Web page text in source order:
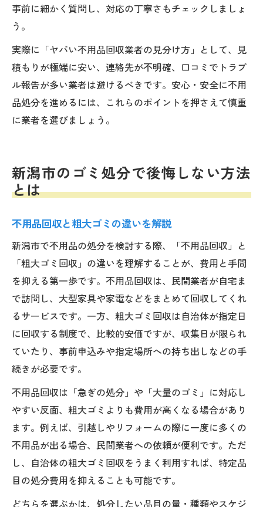
事前に細かく質問し、対応の丁寧さもチェックしましょ
う。
実際に「ヤバい不用品回収業者の見分け方」として、見
積もりが極端に安い、連絡先が不明確、口コミでトラブ
ル報告が多い業者は避けるべきです。安心・安全に不用
品処分を進めるには、これらのポイントを押さえて慎重
に業者を選びましょう。
新潟市のゴミ処分で後悔しない方法
とは
不用品回収と粗大ゴミの違いを解説
新潟市で不用品の処分を検討する際、「不用品回収」と
「粗大ゴミ回収」の違いを理解することが、費用と手間
を抑える第一歩です。不用品回収は、民間業者が自宅ま
で訪問し、大型家具や家電などをまとめて回収してくれ
るサービスです。一方、粗大ゴミ回収は自治体が指定日
に回収する制度で、比較的安価ですが、収集日が限られ
ていたり、事前申込みや指定場所への持ち出しなどの手
続きが必要です。
不用品回収は「急ぎの処分」や「大量のゴミ」に対応し
やすい反面、粗大ゴミよりも費用が高くなる場合があり
ます。例えば、引越しやリフォームの際に一度に多くの
不用品が出る場合、民間業者への依頼が便利です。ただ
し、自治体の粗大ゴミ回収をうまく利用すれば、特定品
目の処分費用を抑えることも可能です。
どちらを選ぶかは、処分したい品目の量・種類やスケジ